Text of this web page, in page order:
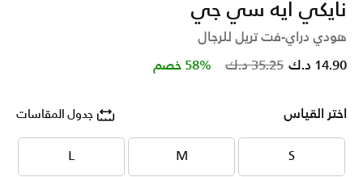
نايكي ايه سي جي
هودي دراي-فت تريل للرجال
Price reduced from
35.25 د.ك to 14.90 د.ك 58% خصم
اختر القياس جدول المقاسات
S
S
M
M
L
L